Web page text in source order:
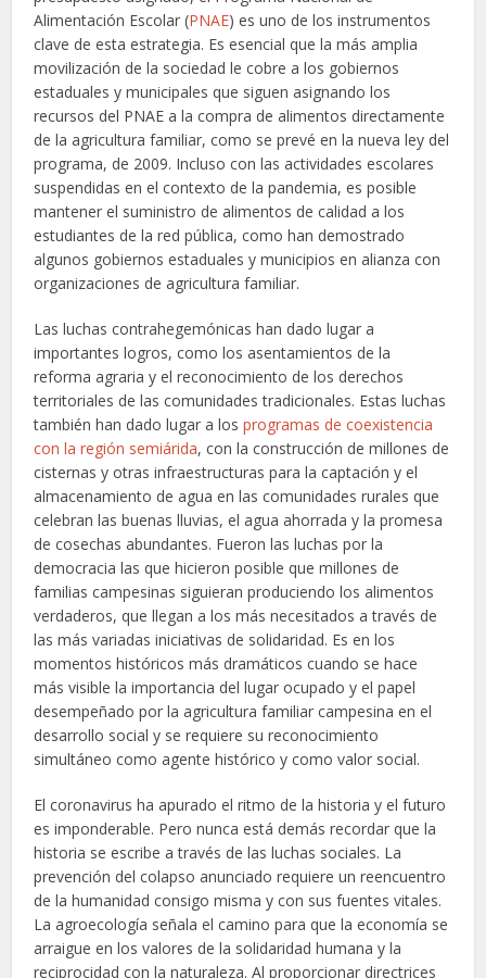
Alimentación Escolar (PNAE) es uno de los instrumentos
clave de esta estrategia. Es esencial que la más amplia
movilización de la sociedad le cobre a los gobiernos
estaduales y municipales que siguen asignando los
recursos del PNAE a la compra de alimentos directamente
de la agricultura familiar, como se prevé en la nueva ley del
programa, de 2009. Incluso con las actividades escolares
suspendidas en el contexto de la pandemia, es posible
mantener el suministro de alimentos de calidad a los
estudiantes de la red pública, como han demostrado
algunos gobiernos estaduales y municipios en alianza con
organizaciones de agricultura familiar.
Las luchas contrahegemónicas han dado lugar a
importantes logros, como los asentamientos de la
reforma agraria y el reconocimiento de los derechos
territoriales de las comunidades tradicionales. Estas luchas
también han dado lugar a losprogramas de coexistencia
con la región semiárida, con la construcción de millones de
cisternas y otras infraestructuras para la captación y el
almacenamiento de agua en las comunidades rurales que
celebran las buenas lluvias, el agua ahorrada y la promesa
de cosechas abundantes. Fueron las luchas por la
democracia las que hicieron posible que millones de
familias campesinas siguieran produciendo los alimentos
verdaderos, que llegan a los más necesitados a través de
las más variadas iniciativas de solidaridad. Es en los
momentos históricos más dramáticos cuando se hace
más visible la importancia del lugar ocupado y el papel
desempeñado por la agricultura familiar campesina en el
desarrollo social y se requiere su reconocimiento
simultáneo como agente histórico y como valor social.
El coronavirus ha apurado el ritmo de la historia y el futuro
es imponderable. Pero nunca está demás recordar que la
historia se escribe a través de las luchas sociales. La
prevención del colapso anunciado requiere un reencuentro
de la humanidad consigo misma y con sus fuentes vitales.
La agroecología señala el camino para que la economía se
arraigue en los valores de la solidaridad humana y la
reciprocidad con la naturaleza. Al proporcionar directrices